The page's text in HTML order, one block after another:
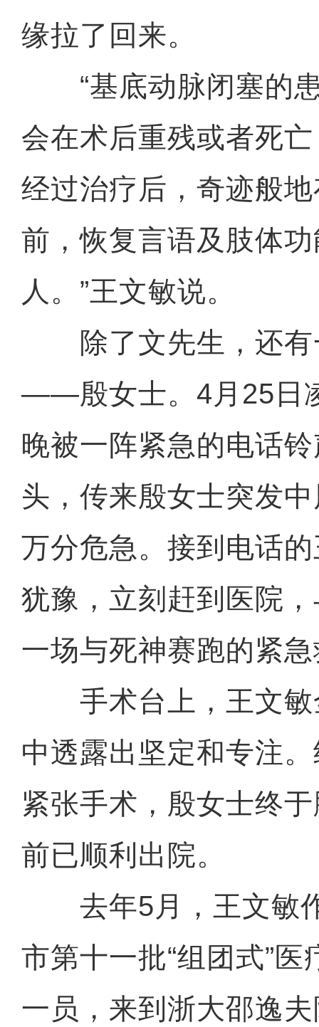
缘拉了回来。
“基底动脉闭塞的患
会在术后重残或者死
经过治疗后，奇迹般
前，恢复言语及肢体
人。”王文敏说。
除了文先生，还有
——殷女士。4月25日
晚被一阵紧急的电话
头，传来殷女士突发
万分危急。接到电话
犹豫，立刻赶到医院
一场与死神赛跑的紧
手术台上，王文敏
中透露出坚定和专注
紧张手术，殷女士终
前已顺利出院。
去年5月，王文敏
市第十一批“组团式”
一员，来到浙大邵逸